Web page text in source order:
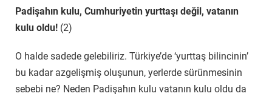
Padişahın kulu, Cumhuriyetin yurttaşı değil, vatanın
kulu oldu! (2)
O halde sadede gelebiliriz. Türkiye’de ‘yurttaş bilincinin’
bu kadar azgelişmiş oluşunun, yerlerde sürünmesinin
sebebi ne? Neden Padişahın kulu vatanın kulu oldu da